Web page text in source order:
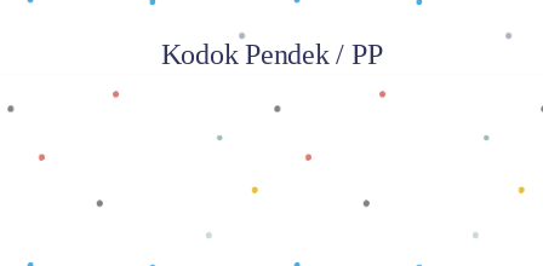
Kodok Pendek / PP